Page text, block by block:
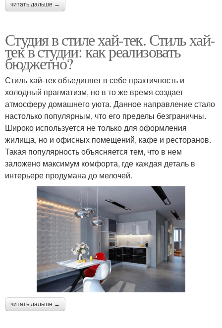
читать дальше →
Студия в стиле хай-тек. Стиль хай-
тек в студии: как реализовать
бюджетно?
Стиль хай-тек объединяет в себе практичность и
холодный прагматизм, но в то же время создает
атмосферу домашнего уюта. Данное направление стало
настолько популярным, что его пределы безграничны.
Широко используется не только для оформления
жилища, но и офисных помещений, кафе и ресторанов.
Такая популярность объясняется тем, что в нем
заложено максимум комфорта, где каждая деталь в
интерьере продумана до мелочей.
читать дальше →